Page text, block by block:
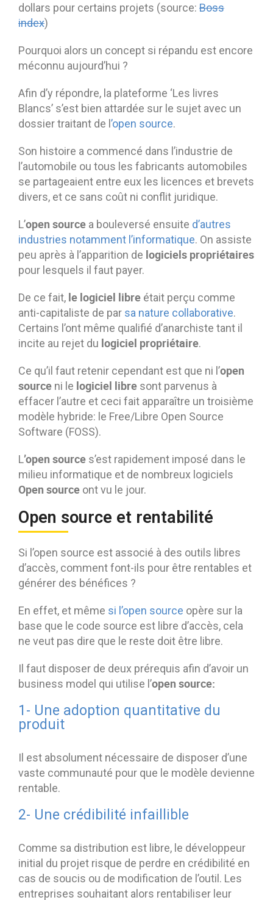
dollars pour certains projets (source: Boss
index)
Pourquoi alors un concept si répandu est encore
méconnu aujourd’hui ?
Afin d’y répondre, la plateforme ‘Les livres
Blancs’ s’est bien attardée sur le sujet avec un
dossier traitant de l ’open source.
Son histoire a commencé dans l’industrie de
l’automobile ou tous les fabricants automobiles
se partageaient entre eux les licences et brevets
divers, et ce sans coût ni conflit juridique.
L’open source a bouleversé ensuite d’autres
industries notamment l’informatique. On assiste
peu après à l’apparition de logiciels propriétaires
pour lesquels il faut payer.
De ce fait, le logiciel libre était perçu comme
anti-capitaliste de par sa nature collaborative.
Certains l’ont même qualifié d’anarchiste tant il
incite au rejet du logiciel propriétaire.
Ce qu’il faut retenir cependant est que ni l’open
source ni le logiciel libre sont parvenus à
effacer l’autre et ceci fait apparaître un troisième
modèle hybride: le Free/Libre Open Source
Software (FOSS).
L’open source s’est rapidement imposé dans le
milieu informatique et de nombreux logiciels
Open source ont vu le jour.
Open source et rentabilité
Si l’open source est associé à des outils libres
d’accès, comment font-ils pour être rentables et
générer des bénéfices ?
En effet, et même si l’open source opère sur la
base que le code source est libre d’accès, cela
ne veut pas dire que le reste doit être libre.
Il faut disposer de deux prérequis afin d’avoir un
business model qui utilise l’open source:
1- Une adoption quantitative du
produit
Il est absolument nécessaire de disposer d’une
vaste communauté pour que le modèle devienne
rentable.
2- Une crédibilité infaillible
Comme sa distribution est libre, le développeur
initial du projet risque de perdre en crédibilité en
cas de soucis ou de modification de l’outil. Les
entreprises souhaitant alors rentabiliser leur